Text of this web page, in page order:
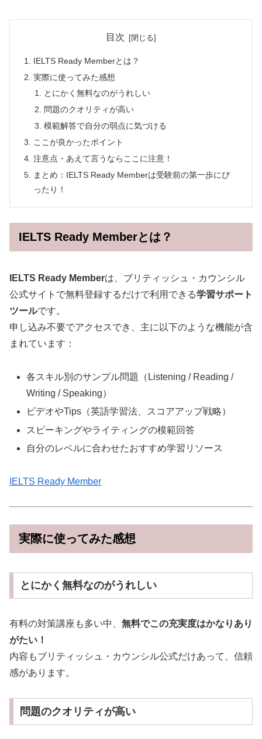
目次
IELTS Ready Memberとは？
実際に使ってみた感想
とにかく無料なのがうれしい
問題のクオリティが高い
模範解答で自分の弱点に気づける
ここが良かったポイント
注意点・あえて言うならここに注意！
まとめ：IELTS Ready Memberは受験前の第一歩にぴ
ったり！
IELTS Ready Memberとは？
IELTS Ready Memberは、ブリティッシュ・カウンシル
公式サイトで無料登録するだけで利用できる学習サポート
ツールです。
申し込み不要でアクセスでき、主に以下のような機能が含
まれています：
各スキル別のサンプル問題（Listening / Reading /
Writing / Speaking）
ビデオやTips（英語学習法、スコアアップ戦略）
スピーキングやライティングの模範回答
自分のレベルに合わせたおすすめ学習リソース
IELTS Ready Member
実際に使ってみた感想
とにかく無料なのがうれしい
有料の対策講座も多い中、 無料でこの充実度はかなりあり
がたい！
内容もブリティッシュ・カウンシル公式だけあって、信頼
感があります。
問題のクオリティが高い